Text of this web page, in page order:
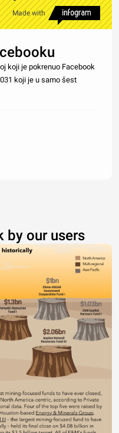
Made with
koji je pokrenuo Facebook
koji je u samo šest
by our users